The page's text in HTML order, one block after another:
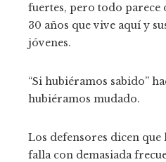
fuertes, pero todo parece
30 años que vive aquí y
jóvenes.
“Si hubiéramos sabido”
hubiéramos mudado.
Los defensores dicen
falla con demasiada